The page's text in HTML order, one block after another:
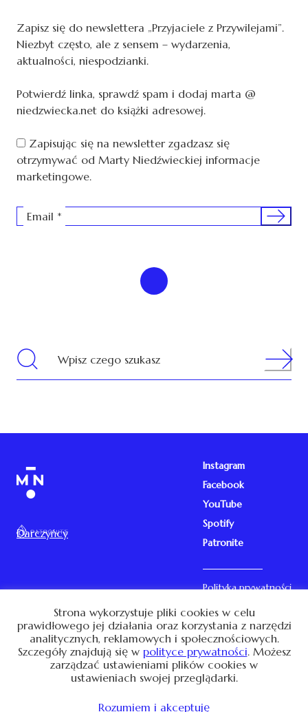
Zapisz się do newslettera „Przyjaciele z Przywilejami”.
Niezbyt często, ale z sensem – wydarzenia,
aktualności, niespodzianki.
Potwierdź linka, sprawdź spam i dodaj marta @
niedzwiecka.net do książki adresowej.
Zapisując się na newsletter zgadzasz się
otrzymywać od Marty Niedźwieckiej informacje
marketingowe.
Email * Sign
Wpisz czego szukasz Search
Darczyńcy
Polityka prywatności
Kontakt
Instagram
Facebook
YouTube
Spotify
Patronite
Ta strona używa cookies. Używając jej zgadzasz się na ich
przechowywanie. Przeczytaj o tym wpolityce prywatności
Strona wykorzystuje pliki cookies w celu
prawidłowego jej działania oraz korzystania z narzędzi
analitycznych, reklamowych i społecznościowych.
Szczegóły znajdują się w polityce prywatności. Możesz
zarządzać ustawieniami plików cookies w
ustawieniach swojej przeglądarki.
Rozumiem i akceptuję